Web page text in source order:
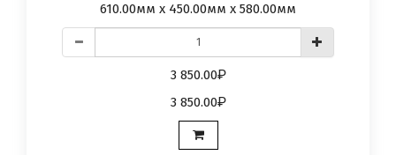
610.00мм x 450.00мм x 580.00мм
3 850.00
3 850.00